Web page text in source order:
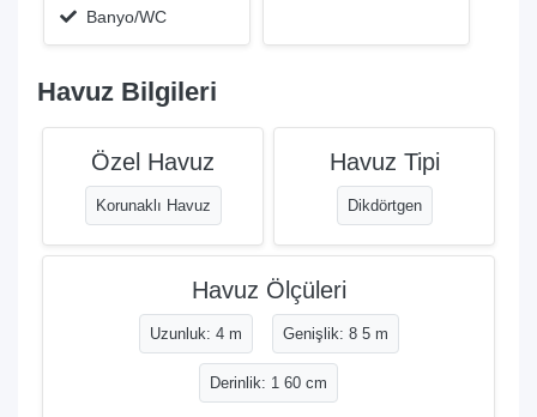
Banyo/WC
Havuz Bilgileri
Özel Havuz
Korunaklı Havuz
Havuz Tipi
Dikdörtgen
Havuz Ölçüleri
Uzunluk: 4 m Genişlik: 8 5 m
Derinlik: 1 60 cm